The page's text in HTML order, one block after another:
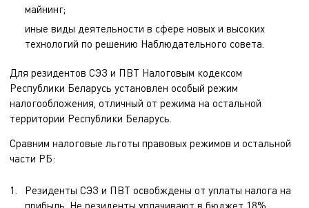
майнинг;
иные виды деятельности в сфере новых и высоких
технологий по решению Наблюдательного совета.
Для резидентов СЭЗ и ПВТ Налоговым кодексом
Республики Беларусь установлен особый режим
налогообложения, отличный от режима на остальной
территории Республики Беларусь.
Сравним налоговые льготы правовых режимов и остальной
части РБ:
Резиденты СЭЗ и ПВТ освобждены от уплаты налога на
прибыль. Не резиденты уплачивают в бюджет 18%.